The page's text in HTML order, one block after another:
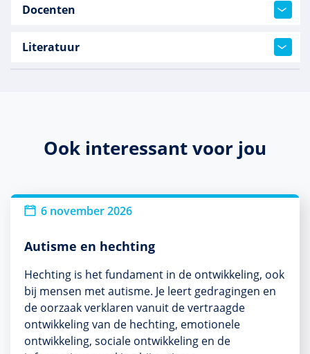
Docenten
Literatuur
Ook interessant voor jou
6 november 2026
Autisme en hechting
Hechting is het fundament in de ontwikkeling, ook
bij mensen met autisme. Je leert gedragingen en
de oorzaak verklaren vanuit de vertraagde
ontwikkeling van de hechting, emotionele
ontwikkeling, sociale ontwikkeling en de